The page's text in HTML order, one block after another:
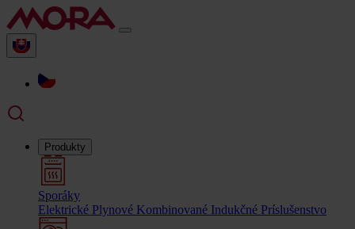
Produkty
Sporáky
Elektrické Plynové Kombinované Indukčné Príslušenstvo